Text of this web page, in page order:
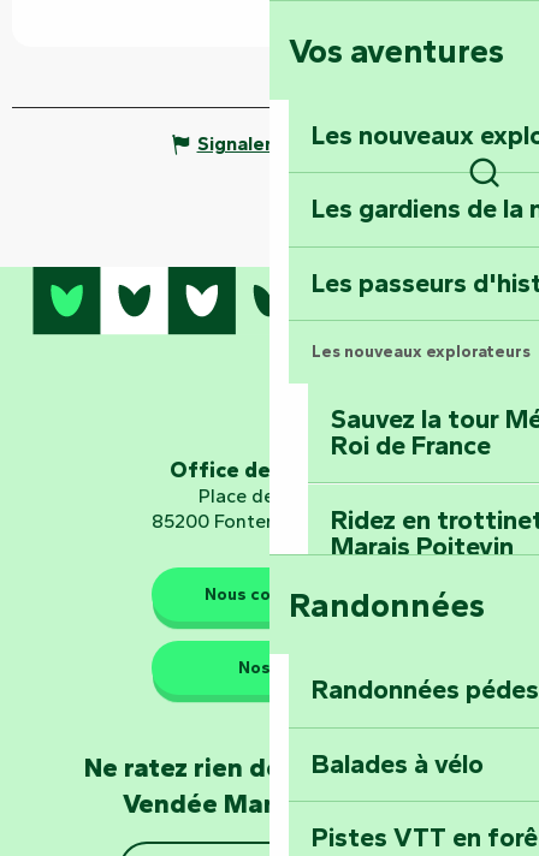
Foussais-Payré :
Faymoreau :
épopée minière
Terre d’étoiles :
Vos aventures
Les nouveaux
Les gardiens de la
Les passeurs
Les nouveaux explorateurs
Sauvez la tour
Roi de France
Ridez en
Marais Poitevin
Embarquez pour
Explorez
d’orientation «
Randonnées
Randonnées
Balades à vélo
Pistes VTT en
Signaler une erreur
Office de tourisme
Place de Verdun
85200 Fontenay-le-Comte
Nous contacter
Nos QG
Ne ratez rien de l'actualité en
Vendée Marais Poitevin